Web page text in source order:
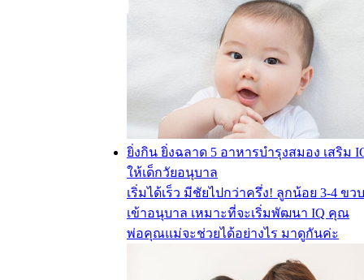
ยิ่งกิน ยิ่งฉลาด 5 อาหารบำรุงสมอง เสริม
ให้เด็กวัยอนุบาล
เริ่มได้เร็ว มีชัยไปกว่าครึ่ง! ลูกน้อย 3-4 ขว
เข้าอนุบาล เหมาะที่จะเริ่มพัฒนา IQ คุณ
พ่อคุณแม่จะช่วยได้อย่างไร มาดูกันค่ะ